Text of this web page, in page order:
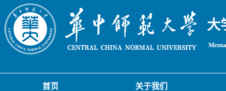
大
首页 关于我们